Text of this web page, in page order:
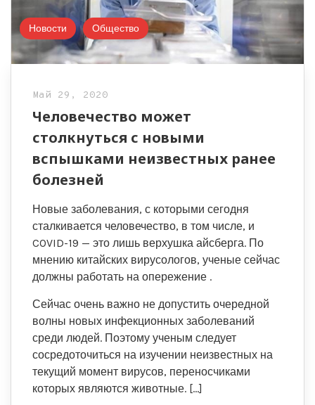
Новости Общество
Май 29, 2020
Человечество может
столкнуться с новыми
вспышками неизвестных ранее
болезней
Новые заболевания, с которыми сегодня
сталкивается человечество, в том числе, и
COVID-19 — это лишь верхушка айсберга. По
мнению китайских вирусологов, ученые сейчас
должны работать на опережение .
Сейчас очень важно не допустить очередной
волны новых инфекционных заболеваний
среди людей. Поэтому ученым следует
сосредоточиться на изучении неизвестных на
текущий момент вирусов, переносчиками
которых являются животные. […]